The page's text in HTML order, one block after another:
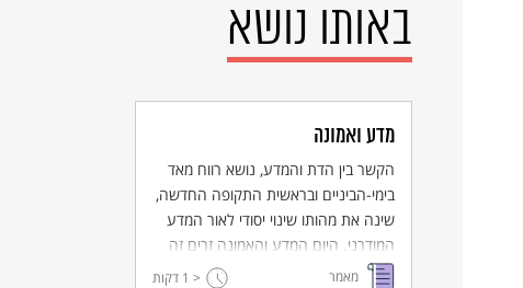
באותו נושא
מדע ואמונה
הקשר בין הדת והמדע, נושא רווח מאד
בימי-הביניים ובראשית התקופה החדשה,
שינה את מהותו שינוי יסודי לאור המדע
המודרני. היום המדע והאמונה זרים זה
לזה לחלוטין.
מאמר < 1 דקות